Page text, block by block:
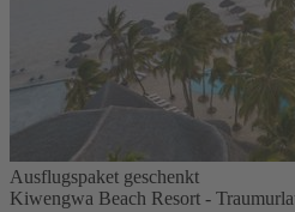
Ausflugspaket geschenkt
Kiwengwa Beach Resort -